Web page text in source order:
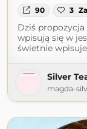
90 3
Dziś
wpisują się w
świetnie
Silver
magda-